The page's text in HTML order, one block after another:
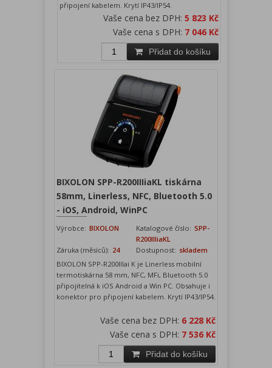
připojení kabelem. Krytí IP43/IP54.
Vaše cena bez DPH:5 823 Kč
Vaše cena s DPH: 7 046 Kč
Přidat do košíku
BIXOLON SPP-R200IIIiaKL tiskárna
58mm, Linerless, NFC, Bluetooth 5.0
- iOS, Android, WinPC
Výrobce: BIXOLON Katalogové číslo: SPP-
R200IIIiaKL
Záruka (měsíců): 24 Dostupnost: skladem
BIXOLON SPP-R200IIIai K je Linerless mobilní
termotiskárna 58 mm, NFC, MFi, Bluetooth 5.0
připojitelná k iOS Android a Win PC. Obsahuje i
konektor pro připojení kabelem. Krytí IP43/IP54.
Vaše cena bez DPH: 6 228 Kč
Vaše cena s DPH: 7 536 Kč
Přidat do košíku